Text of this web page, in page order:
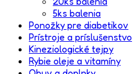
5ks balenia
Ponožky pre diabetikov
Prístroje a príslušenstvo
Kineziologické tejpy
Rybie oleje a vitamíny